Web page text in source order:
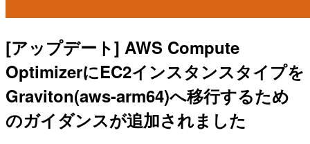
[アップデート] AWS Compute
OptimizerにEC2インスタンスタイプを
Graviton(aws-arm64)へ移行するため
のガイダンスが追加されました